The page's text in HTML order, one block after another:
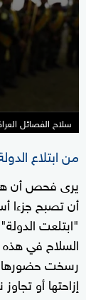
سلاح الفصائل
من ابتلاع
يرى فحص أن
أن تصبح جزءا
"ابتلعت
السلاح في هذه
رسخت
إزاحتها أو